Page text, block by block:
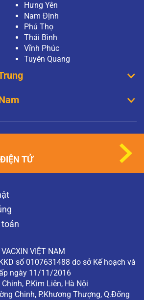
Hưng Yên
Nam Định
Phú Thọ
Thái Bình
Vĩnh Phúc
Tuyên Quang
VIỆT NAM
số 0107631488 do sở Kế hoạch và
ngày 11/11/2016
P.Kim Liên, Hà Nội
Chinh, P.Khương Thượng, Q.Đống
TỬ